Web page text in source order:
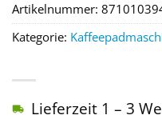
Lieferzeit 1 – 3
Artikelnummer:
Kategorie: